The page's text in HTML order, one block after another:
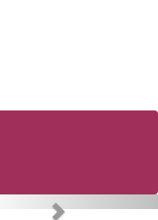
Next